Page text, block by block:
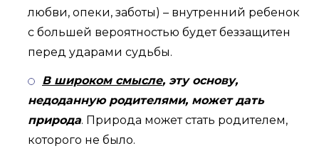
любви, опеки, заботы) – внутренний ребенок
с большей вероятностью будет беззащитен
перед ударами судьбы.
В широком смысле, эту основу,
недоданную родителями, может дать
природа. Природа может стать родителем,
которого не было.